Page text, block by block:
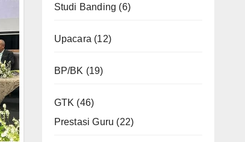
Studi Banding (6)
Upacara (12)
BP/BK (19)
GTK (46)
Prestasi Guru (22)